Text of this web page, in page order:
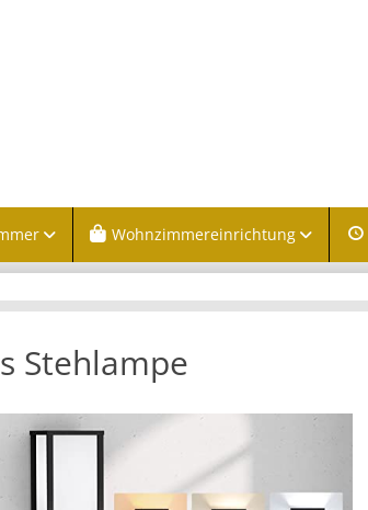
Wohnzimmereinrichtung
Stehlampe